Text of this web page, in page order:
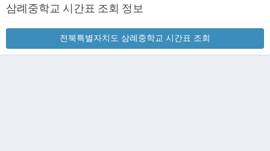
삼례중학교 시간표 조회 정보
전북특별자치도 삼례중학교 시간표 조회